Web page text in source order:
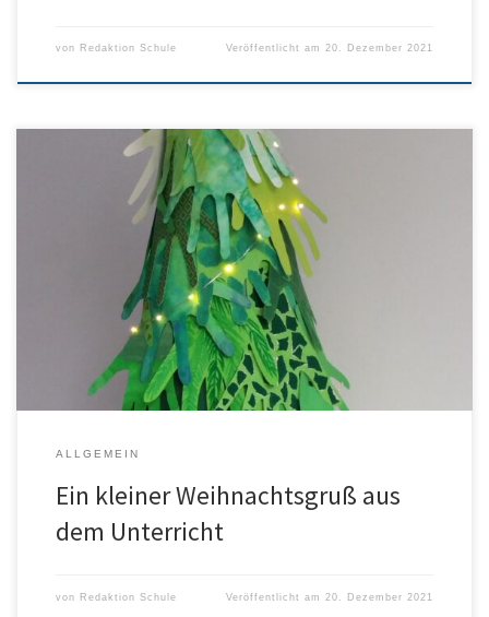
von Redaktion Schule Veröffentlicht am20. Dezember 2021
ALLGEMEIN
Ein kleiner Weihnachtsgruß aus
dem Unterricht
von Redaktion Schule Veröffentlicht am 20. Dezember 2021